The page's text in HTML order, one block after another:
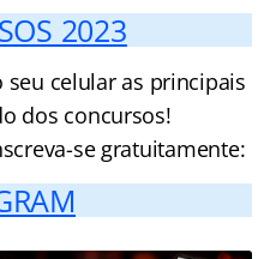
2023
celular as principais
dos concursos!
se gratuitamente: